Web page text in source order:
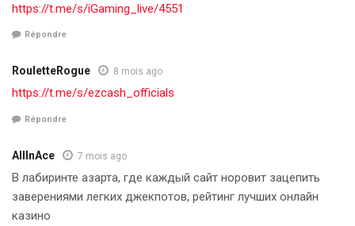
https://t.me/s/iGaming_live/4551
Répondre
RouletteRogue 8 mois ago
https://t.me/s/ezcash_officials
Répondre
AllInAce 7 mois ago
В лабиринте азарта, где каждый сайт норовит зацепить
заверениями легких джекпотов, рейтинг лучших онлайн
казино